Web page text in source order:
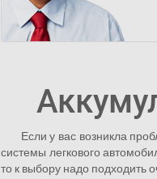
Если у вас возникла
системы легкового
то к выбору надо подходить